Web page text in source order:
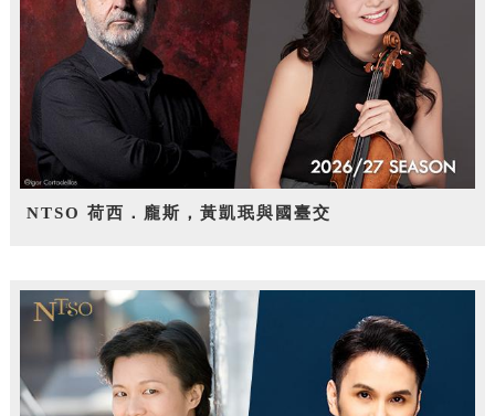
NTSO 荷西．龐斯，黃凱珉與國臺交